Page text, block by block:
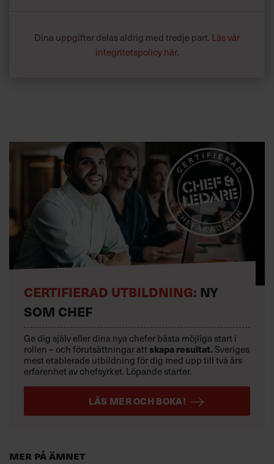
Dina uppgifter delas aldrig med tredje part. Läs vår
integritetspolicy här.
Mer på ämnet
CERTIFIERAD UTBILDNING: NY
SOM CHEF
Ge dig själv eller dina nya chefer bästa möjliga start i
rollen – och förutsättningar att skapa resultat. Sveriges
mest etablerade utbildning för dig med upp till två års
erfarenhet av chefsyrket. Löpande starter.
LÄS MER OCH BOKA!